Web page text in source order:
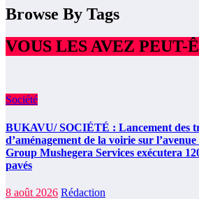
Browse By Tags
VOUS LES AVEZ PEUT-
Société
BUKAVU/ SOCIÉTÉ : Lancement des
d’aménagement de la voirie sur
Group Mushegera Services exécutera
pavés
8 août 2026 Rédaction